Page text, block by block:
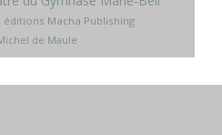
éditions Macha Publishing
de Maule